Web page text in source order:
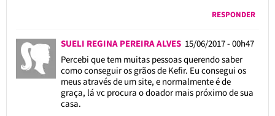
RESPONDER
SUELI REGINA PEREIRA ALVES 15/06/2017 - 00h47
Percebi que tem muitas pessoas querendo saber
como conseguir os grãos de Kefir. Eu consegui os
meus através de um site, e normalmente é de
graça, lá vc procura o doador mais próximo de sua
casa.